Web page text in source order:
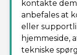
kontakte
anbefales at
eller
hjemmeside,
tekniske